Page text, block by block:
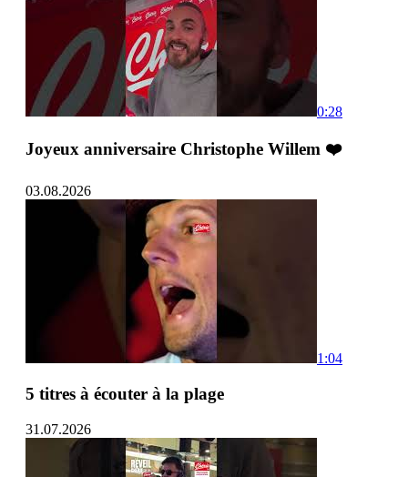
0:28
Joyeux anniversaire Christophe Willem ❤️
03.08.2026
1:04
5 titres à écouter à la plage
31.07.2026